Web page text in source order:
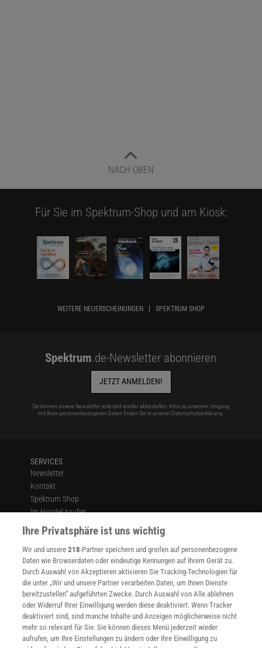
NACH OBEN
Für Sie im Spektrum-Shop und am Kiosk:
WEITERE NEUERSCHEINUNGEN SPEKTRUM SHOP
Spektrum.de-Newsletter abonnieren
JETZT ANMELDEN!
Sie können unsere Newsletter jederzeit wieder abbestellen. Infos zu unserem Umgang
mit Ihren personenbezogenen Daten finden Sie in unserer Datenschutzerklärung.
SERVICES
Newsletter
Kontakt
Spektrum Shop
Im Handel kaufen
Presse
Verträge kündigen
Widerruf
INFO
Mediadaten
Datenschutz
Nutzungsbedingungen
Cookie-Einstellungen
Utiq verwalten
Ihre Privatsphäre ist uns wichtig
Wir und unsere218-Partner speichern und greifen auf personenbezogene
Daten wie Browserdaten oder eindeutige Kennungen auf Ihrem Gerät zu.
Durch Auswahl von Akzeptieren aktivieren Sie Tracking-Technologien für
die unter „Wir und unsere Partner verarbeiten Daten, um Ihnen Dienste
bereitzustellen“ aufgeführten Zwecke. Durch Auswahl von Alle ablehnen
oder Widerruf Ihrer Einwilligung werden diese deaktiviert. Wenn Tracker
deaktiviert sind, sind manche Inhalte und Anzeigen möglicherweise nicht
mehr so relevant für Sie. Sie können dieses Menü jederzeit wieder
aufrufen, um Ihre Einstellungen zu ändern oder Ihre Einwilligung zu